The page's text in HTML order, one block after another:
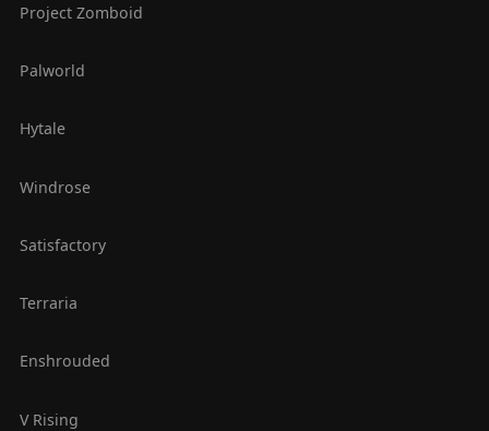
Project Zomboid
Palworld
Hytale
Windrose
Satisfactory
Terraria
Enshrouded
V Rising